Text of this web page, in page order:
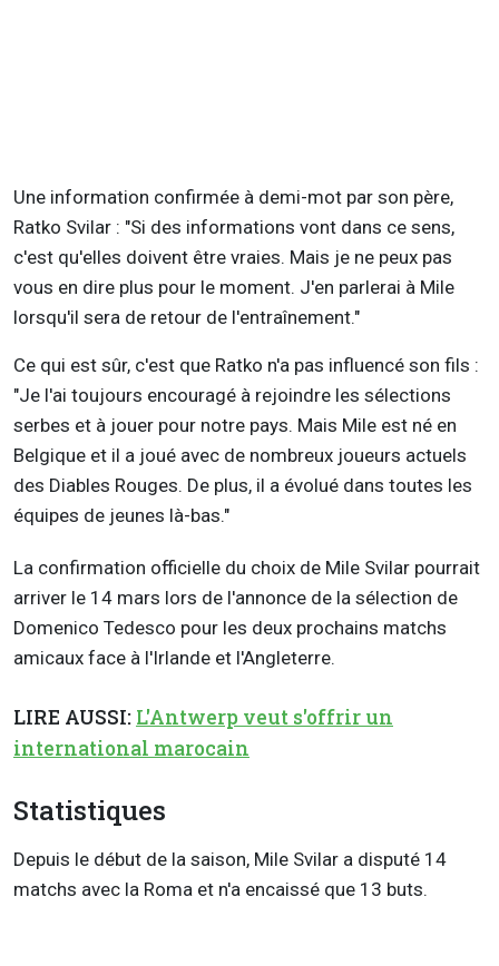
Une information confirmée à demi-mot par son père,
Ratko Svilar : "Si des informations vont dans ce sens,
c'est qu'elles doivent être vraies. Mais je ne peux pas
vous en dire plus pour le moment. J'en parlerai à Mile
lorsqu'il sera de retour de l'entraînement."
Ce qui est sûr, c'est que Ratko n'a pas influencé son fils :
"Je l'ai toujours encouragé à rejoindre les sélections
serbes et à jouer pour notre pays. Mais Mile est né en
Belgique et il a joué avec de nombreux joueurs actuels
des Diables Rouges. De plus, il a évolué dans toutes les
équipes de jeunes là-bas."
La confirmation officielle du choix de Mile Svilar pourrait
arriver le 14 mars lors de l'annonce de la sélection de
Domenico Tedesco pour les deux prochains matchs
amicaux face à l'Irlande et l'Angleterre.
LIRE AUSSI: L'Antwerp veut s'offrir un
international marocain
Statistiques
Depuis le début de la saison, Mile Svilar a disputé 14
matchs avec la Roma et n'a encaissé que 13 buts.